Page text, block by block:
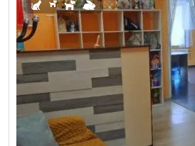
номера специально для собак. В
удобные кроватки, система -
миски. Наш отель — семейный. Мы с мужем заботимся о
каждом питомце, как о
"Счастливых Мечтателях" царит
атмосфера, и ваш питомец будет
дома.